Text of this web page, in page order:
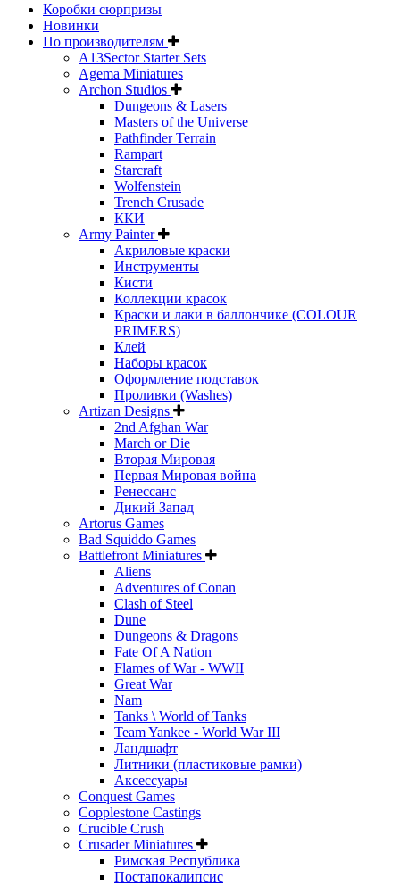
Коробки сюрпризы
Новинки
По производителям
A13Sector Starter Sets
Agema Miniatures
Archon Studios
Dungeons & Lasers
Masters of the Universe
Pathfinder Terrain
Rampart
Starcraft
Wolfenstein
Trench Crusade
ККИ
Army Painter
Акриловые краски
Инструменты
Кисти
Коллекции красок
Краски и лаки в баллончике (COLOUR
PRIMERS)
Клей
Наборы красок
Оформление подставок
Проливки (Washes)
Artizan Designs
2nd Afghan War
March or Die
Вторая Мировая
Первая Мировая война
Ренессанс
Дикий Запад
Artorus Games
Bad Squiddo Games
Battlefront Miniatures
Aliens
Adventures of Conan
Clash of Steel
Dune
Dungeons & Dragons
Fate Of A Nation
Flames of War - WWII
Great War
Nam
Tanks \ World of Tanks
Team Yankee - World War III
Ландшафт
Литники (пластиковые рамки)
Аксессуары
Conquest Games
Copplestone Castings
Crucible Crush
Crusader Miniatures
Римская Республика
Постапокалипсис